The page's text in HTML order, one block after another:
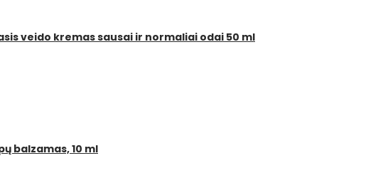
veido kremas sausai ir normaliai odai 50 ml
balzamas, 10 ml